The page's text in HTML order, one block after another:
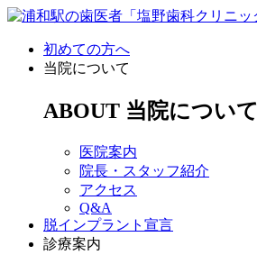
初めての方へ
当院について
ABOUT 当院について
医院案内
院長・スタッフ紹介
アクセス
Q&A
脱インプラント宣言
診療案内